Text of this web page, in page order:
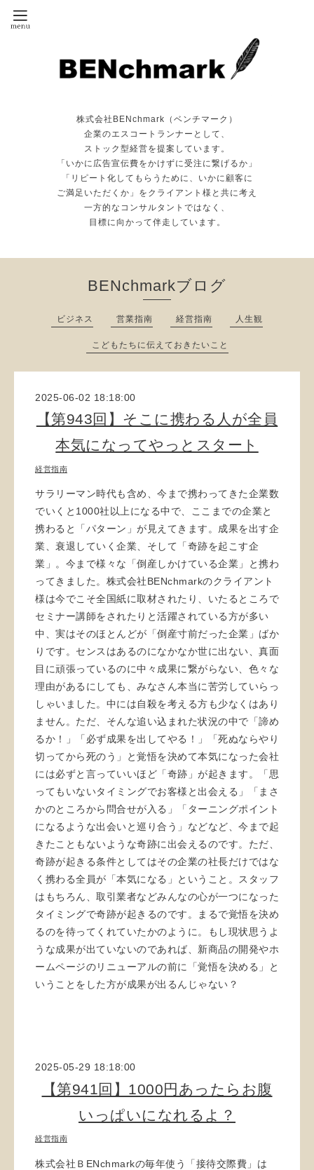
株式会社BENchmark（ベンチマーク）
企業のエスコートランナーとして、
ストック型経営を提案しています。
「いかに広告宣伝費をかけずに受注に繋げるか」
「リピート化してもらうために、いかに顧客に
ご満足いただくか」をクライアント様と共に考え
一方的なコンサルタントではなく、
目標に向かって伴走しています。
BENchmarkブログ
ビジネス 営業指南 経営指南 人生観
こどもたちに伝えておきたいこと
2025-06-02 18:18:00
【第943回】そこに携わる人が全員
本気になってやっとスタート
経営指南
サラリーマン時代も含め、今まで携わってきた企業数
でいくと1000社以上になる中で、ここまでの企業と
携わると「パターン」が見えてきます。成果を出す企
業、衰退していく企業、そして「奇跡を起こす企
業」。今まで様々な「倒産しかけている企業」と携わ
ってきました。株式会社BENchmarkのクライアント
様は今でこそ全国紙に取材されたり、いたるところで
セミナー講師をされたりと活躍されている方が多い
中、実はそのほとんどが「倒産寸前だった企業」ばか
りです。センスはあるのになかなか世に出ない、真面
目に頑張っているのに中々成果に繋がらない、色々な
理由があるにしても、みなさん本当に苦労していらっ
しゃいました。中には自殺を考える方も少なくはあり
ません。ただ、そんな追い込まれた状況の中で「諦め
るか！」「必ず成果を出してやる！」「死ぬならやり
切ってから死のう」と覚悟を決めて本気になった会社
には必ずと言っていいほど「奇跡」が起きます。「思
ってもいないタイミングでお客様と出会える」「まさ
かのところから問合せが入る」「ターニングポイント
になるような出会いと巡り合う」などなど、今まで起
きたこともないような奇跡に出会えるのです。ただ、
奇跡が起きる条件としてはその企業の社長だけではな
く携わる全員が「本気になる」ということ。スタッフ
はもちろん、取引業者などみんなの心が一つになった
タイミングで奇跡が起きるのです。まるで覚悟を決め
るのを待ってくれていたかのように。もし現状思うよ
うな成果が出ていないのであれば、新商品の開発やホ
ームページのリニューアルの前に「覚悟を決める」と
いうことをした方が成果が出るんじゃない？
2025-05-29 18:18:00
【第941回】1000円あったらお腹
いっぱいになれるよ？
経営指南
株式会社ＢENchmarkの毎年使う「接待交際費」は